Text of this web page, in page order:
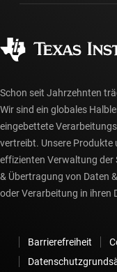
myTI-Konto FAQs
Häufig gestellte
Schon seit Jahrzehnten
Wir sind ein globales
eingebettete
vertreibt. Unsere Produkte
effizienten Verwaltung der
& Übertragung von Daten
oder Verarbeitung in ihren
Barrierefreiheit